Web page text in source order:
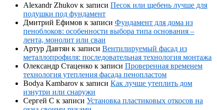
Alexandr Zhukov к записи Песок или щебень лучше для
подушки под фундамент
Дмитрий Ефимов к записи Фундамент для дома из
пеноблоков: особенности выбора типа основания –
лента, монолит или сваи
Артур Давтян к записи Вентилируемый фасад из
металлопрофиля: последовательная технология монтажа
Олександр Стаценко к записи Проверенная временем
технология утепления фасада пенопластом
Bodya Kambarov к записи Как лучше утеплить дом
изнутри или снаружи
Сергей С к записи Установка пластиковых откосов на